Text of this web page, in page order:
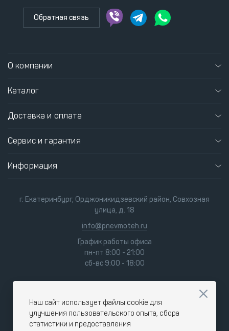
Обратная связь
О компании
Каталог
Доставка и оплата
Сервис и гарантия
Информация
г. Екатеринбург, Орджоникидзевский район, Совхозная
улица, д. 18
info@pnevmoteh.ru
График работы офиса
пн-пт 8:00 - 21:00
сб-вс 9:00 - 18:00
Наш сайт использует файлы cookie для
улучшения пользовательского опыта, сбора
статистики и предоставления